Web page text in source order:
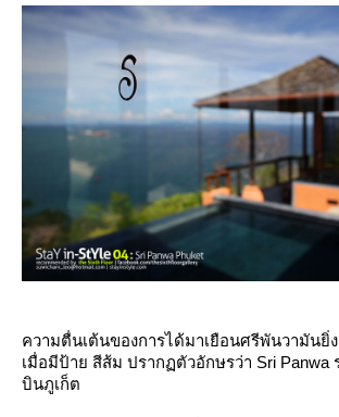
ความตื่นเต้นของการได้มาเยือนศรีพันวามันยิ่
เมื่อมีป้าย สีส้ม ปรากฏตัวอักษรว่า Sri
บินภูเก็ต